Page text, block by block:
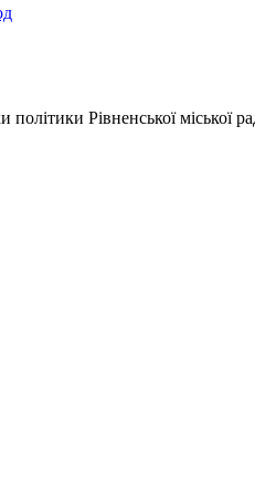
Рівненської міської